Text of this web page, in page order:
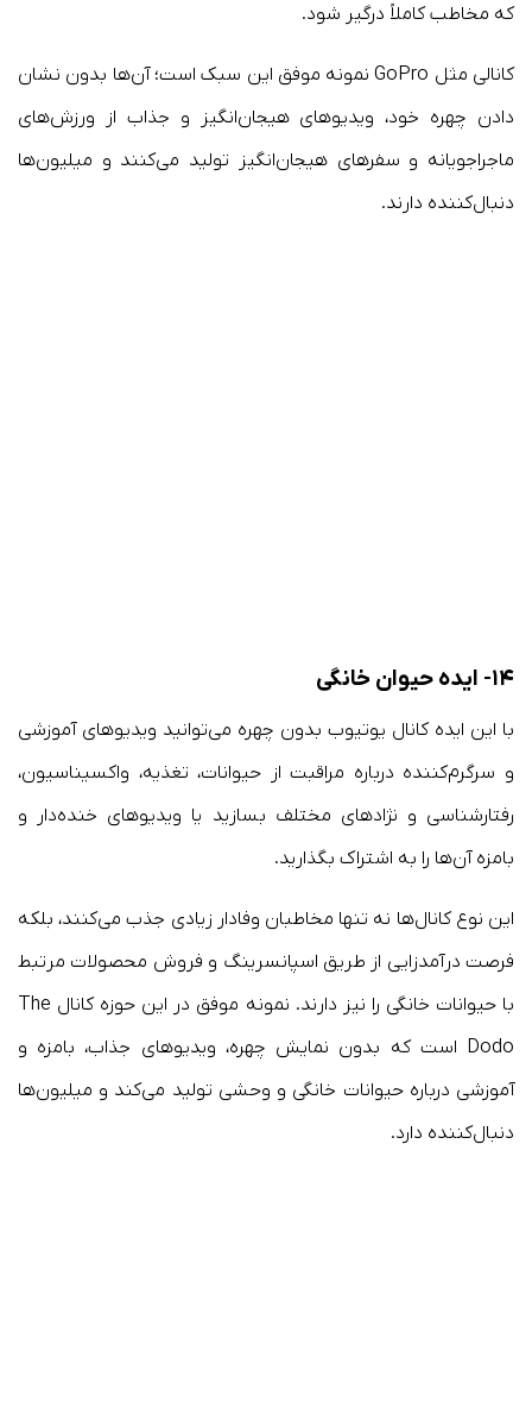
که مخاطب کاملاً درگیر شود.
کانالی مثل GoPro نمونه موفق این سبک است؛ آن‌ها بدون نشان
دادن چهره خود، ویدیوهای هیجان‌انگیز و جذاب از ورزش‌های
ماجراجویانه و سفرهای هیجان‌انگیز تولید می‌کنند و میلیون‌ها
دنبال‌کننده دارند.
۱۴- ایده حیوان خانگی
با این ایده کانال یوتیوب بدون چهره می‌توانید ویدیوهای آموزشی
و سرگرم‌کننده درباره مراقبت از حیوانات، تغذیه، واکسیناسیون،
رفتارشناسی و نژادهای مختلف بسازید یا ویدیوهای خنده‌دار و
بامزه آن‌ها را به اشتراک بگذارید.
این نوع کانال‌ها نه تنها مخاطبان وفادار زیادی جذب می‌کنند، بلکه
فرصت درآمدزایی از طریق اسپانسرینگ و فروش محصولات مرتبط
با حیوانات خانگی را نیز دارند. نمونه موفق در این حوزه کانال The
Dodo است که بدون نمایش چهره، ویدیوهای جذاب، بامزه و
آموزشی درباره حیوانات خانگی و وحشی تولید می‌کند و میلیون‌ها
دنبال‌کننده دارد.